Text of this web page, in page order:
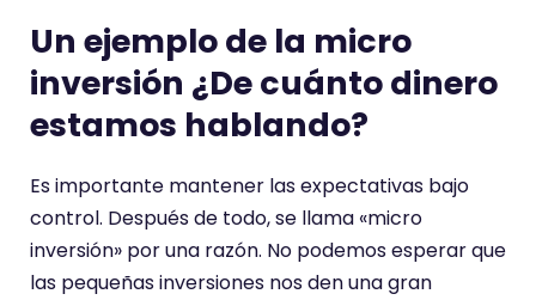
Un ejemplo de la micro
inversión ¿De cuánto dinero
estamos hablando?
Es importante mantener las expectativas bajo
control. Después de todo, se llama «micro
inversión» por una razón. No podemos esperar que
las pequeñas inversiones nos den una gran